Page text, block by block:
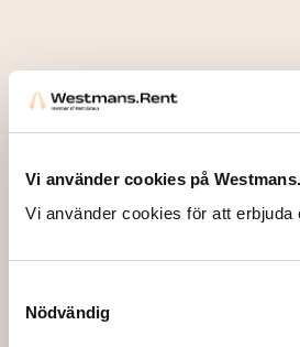
Vi använder cookies på
Vi använder cookies för att
Nödvändig